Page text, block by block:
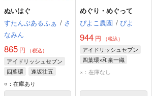
ぬいはぐ
すたんぷあるふぁ / さ
なみん
865 円 （税込）
アイドリッシュセブン
四葉環
逢坂壮五
○：在庫あり
めぐり・めぐって
ぴよこ農園 / ぴよ
944 円 （税込）
アイドリッシュセブン
四葉環×和泉一織
和泉一織
×：在庫なし